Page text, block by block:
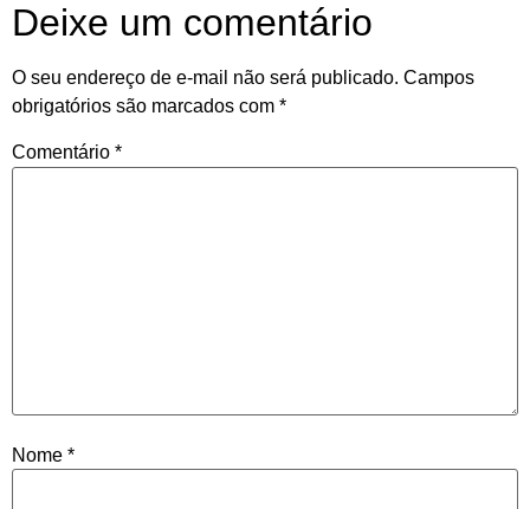
Deixe um comentário
O seu endereço de e-mail não será publicado. Campos
obrigatórios são marcados com *
Comentário *
Nome *